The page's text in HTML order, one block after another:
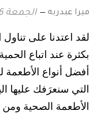
ميرا عبدربه الجمعة 26 يناير 2018 12:00
لقد اعتدنا على
بكثرة عند اتباع
أفضل أنواع
التي سنعرَفك عليها
الأطعمة الصحية ومن